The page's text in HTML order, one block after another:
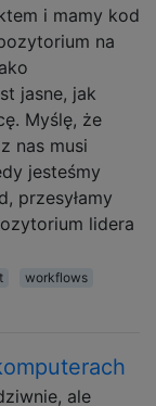
i mamy kod
na
jasne, jak
Myślę, że
nas musi
jesteśmy
przesyłamy
lidera
workflows
ale